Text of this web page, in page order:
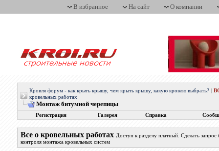
В избранное На сайт О компании
Кровля форум - как крыть крышу, чем крыть крышу, какую кровлю выбрать?
кровельных работах
Монтаж битумной черепицы
Регистрация Галерея Справка
Все о кровельных работах Доступ к разделу платный. Сделать
контроля монтажа кровельных систем